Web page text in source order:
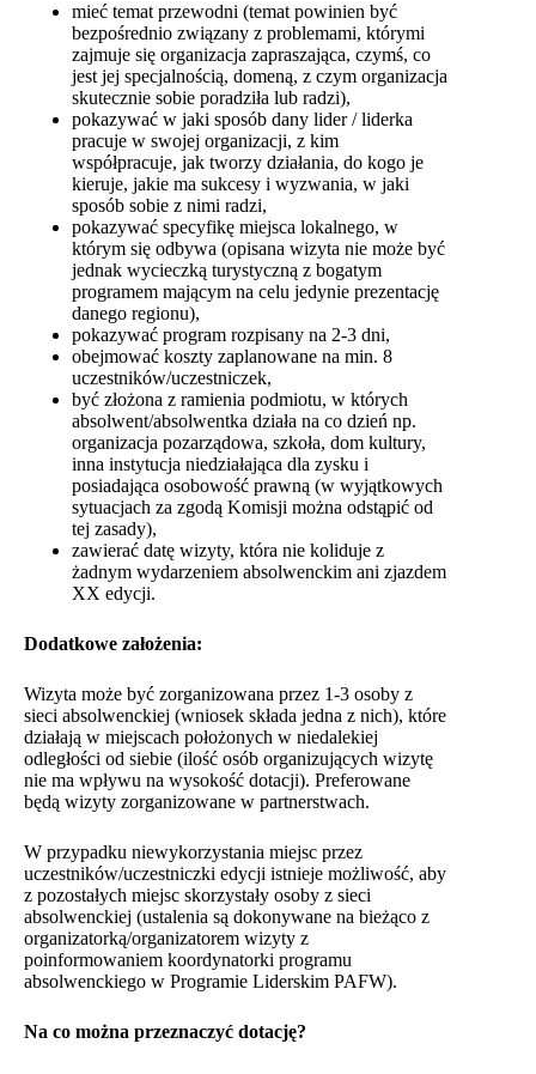
mieć temat przewodni (temat powinien być
bezpośrednio związany z problemami, którymi
zajmuje się organizacja zapraszająca, czymś, co
jest jej specjalnością, domeną, z czym organizacja
skutecznie sobie poradziła lub radzi),
pokazywać w jaki sposób dany lider / liderka
pracuje w swojej organizacji, z kim
współpracuje, jak tworzy działania, do kogo je
kieruje, jakie ma sukcesy i wyzwania, w jaki
sposób sobie z nimi radzi,
pokazywać specyfikę miejsca lokalnego, w
którym się odbywa (opisana wizyta nie może być
jednak wycieczką turystyczną z bogatym
programem mającym na celu jedynie prezentację
danego regionu),
pokazywać program rozpisany na 2-3 dni,
obejmować koszty zaplanowane na min. 8
uczestników/uczestniczek,
być złożona z ramienia podmiotu, w których
absolwent/absolwentka działa na co dzień np.
organizacja pozarządowa, szkoła, dom kultury,
inna instytucja niedziałająca dla zysku i
posiadająca osobowość prawną (w wyjątkowych
sytuacjach za zgodą Komisji można odstąpić od
tej zasady),
zawierać datę wizyty, która nie koliduje z
żadnym wydarzeniem absolwenckim ani zjazdem
XX edycji.
Dodatkowe założenia:
Wizyta może być zorganizowana przez 1-3 osoby z
sieci absolwenckiej (wniosek składa jedna z nich), które
działają w miejscach położonych w niedalekiej
odległości od siebie (ilość osób organizujących wizytę
nie ma wpływu na wysokość dotacji). Preferowane
będą wizyty zorganizowane w partnerstwach.
W przypadku niewykorzystania miejsc przez
uczestników/uczestniczki edycji istnieje możliwość, aby
z pozostałych miejsc skorzystały osoby z sieci
absolwenckiej (ustalenia są dokonywane na bieżąco z
organizatorką/organizatorem wizyty z
poinformowaniem koordynatorki programu
absolwenckiego w Programie Liderskim PAFW).
Na co można przeznaczyć dotację?